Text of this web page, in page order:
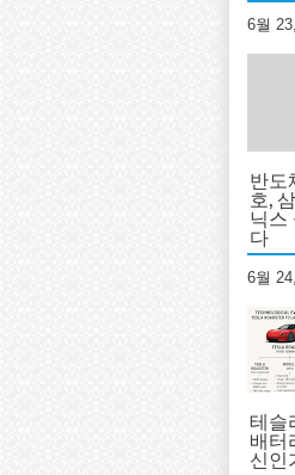
6월
반도
호,
닉스
다
6월
테슬
배터
신인